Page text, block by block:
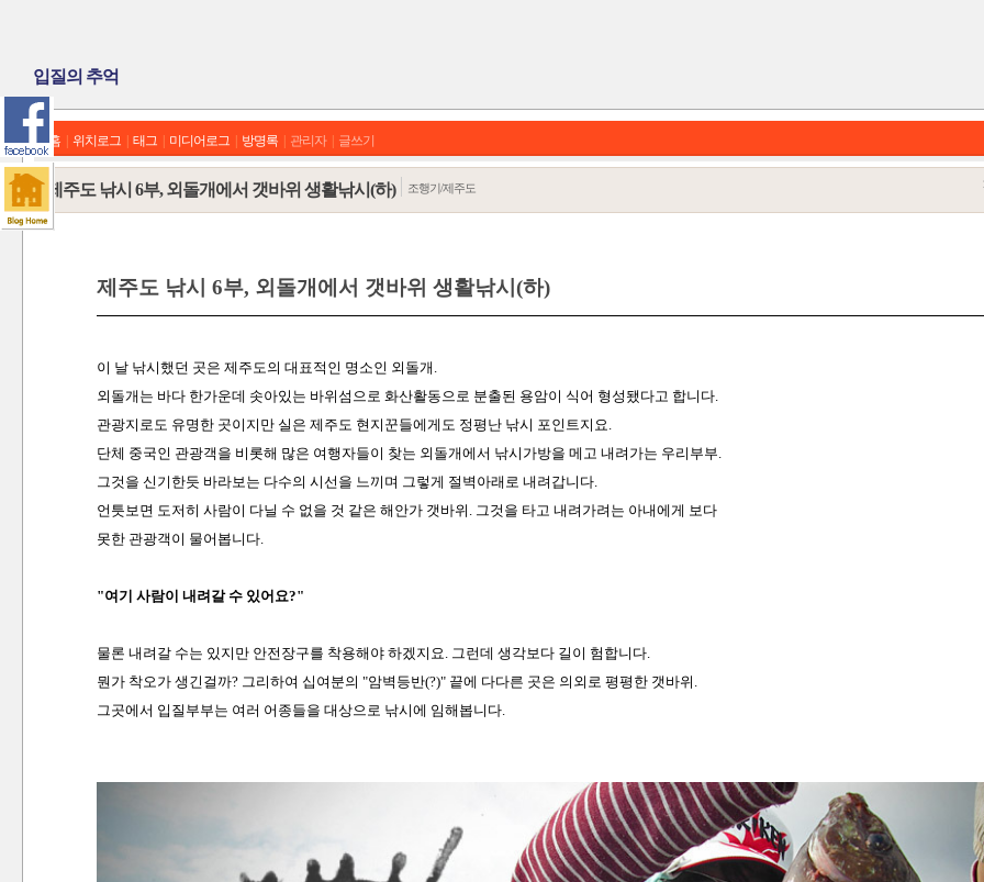
입질의 추억
홈 위치로그 태그 미디어로그 방명록 관리자 글쓰기
제주도 낚시 6부, 외돌개에서 갯바위 생활낚시(하) 조행기/제주도
제주도 낚시 6부, 외돌개에서 갯바위 생활낚시(하)
이 날 낚시했던 곳은 제주도의 대표적인 명소인 외돌개.
외돌개는 바다 한가운데 솟아있는 바위섬으로 화산활동으로 분출된 용암이 식어 형성됐다고 합니다.
관광지로도 유명한 곳이지만 실은 제주도 현지꾼들에게도 정평난 낚시 포인트지요.
단체 중국인 관광객을 비롯해 많은 여행자들이 찾는 외돌개에서 낚시가방을 메고 내려가는 우리부부.
그것을 신기한듯 바라보는 다수의 시선을 느끼며 그렇게 절벽아래로 내려갑니다.
언틋보면 도저히 사람이 다닐 수 없을 것 같은 해안가 갯바위. 그것을 타고 내려가려는 아내에게 보다
못한 관광객이 물어봅니다.
"여기 사람이 내려갈 수 있어요?"
물론 내려갈 수는 있지만 안전장구를 착용해야 하겠지요. 그런데 생각보다 길이 험합니다.
뭔가 착오가 생긴걸까? 그리하여 십여분의 "암벽등반(?)" 끝에 다다른 곳은 의외로 평평한 갯바위.
그곳에서 입질부부는 여러 어종들을 대상으로 낚시에 임해봅니다.